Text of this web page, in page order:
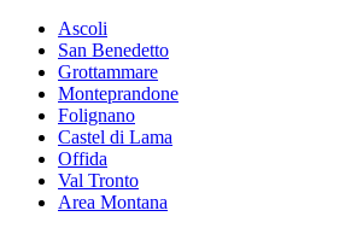
Ascoli
San Benedetto
Grottammare
Monteprandone
Folignano
Castel di Lama
Offida
Val Tronto
Area Montana